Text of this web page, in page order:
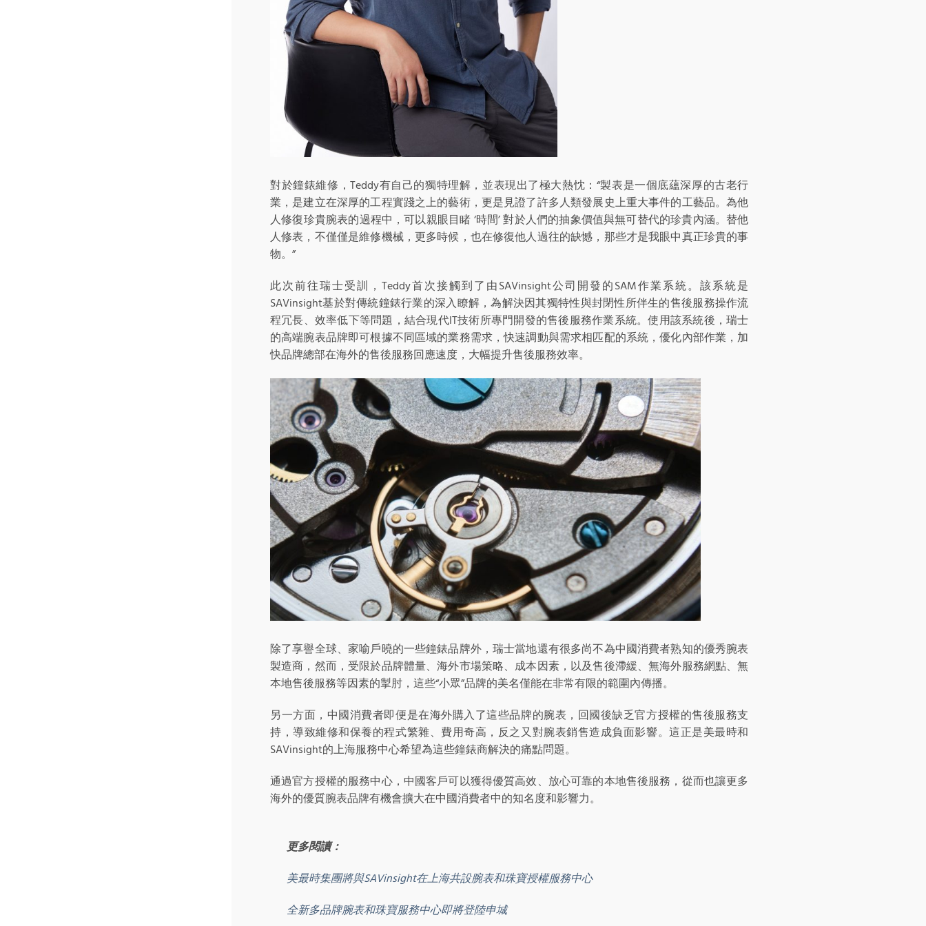
對於鐘錶維修，Teddy有自己的獨特理解，並表現出了極大熱忱：“製表是一個底蘊深厚的古老行
業，是建立在深厚的工程實踐之上的藝術，更是見證了許多人類發展史上重大事件的工藝品。為他
人修復珍貴腕表的過程中，可以親眼目睹 ‘時間’ 對於人們的抽象價值與無可替代的珍貴內涵。替他
人修表，不僅僅是維修機械，更多時候，也在修復他人過往的缺憾，那些才是我眼中真正珍貴的事
物。”
此次前往瑞士受訓，Teddy首次接觸到了由SAVinsight公司開發的SAM作業系統。該系統是
SAVinsight基於對傳統鐘錶行業的深入瞭解，為解決因其獨特性與封閉性所伴生的售後服務操作流
程冗長、效率低下等問題，結合現代IT技術所專門開發的售後服務作業系統。使用該系統後，瑞士
的高端腕表品牌即可根據不同區域的業務需求，快速調動與需求相匹配的系統，優化內部作業，加
快品牌總部在海外的售後服務回應速度，大幅提升售後服務效率。
除了享譽全球、家喻戶曉的一些鐘錶品牌外，瑞士當地還有很多尚不為中國消費者熟知的優秀腕表
製造商，然而，受限於品牌體量、海外市場策略、成本因素，以及售後滯緩、無海外服務網點、無
本地售後服務等因素的掣肘，這些“小眾”品牌的美名僅能在非常有限的範圍內傳播。
另一方面，中國消費者即便是在海外購入了這些品牌的腕表，回國後缺乏官方授權的售後服務支
持，導致維修和保養的程式繁雜、費用奇高，反之又對腕表銷售造成負面影響。這正是美最時和
SAVinsight的上海服務中心希望為這些鐘錶商解決的痛點問題。
通過官方授權的服務中心，中國客戶可以獲得優質高效、放心可靠的本地售後服務，從而也讓更多
海外的優質腕表品牌有機會擴大在中國消費者中的知名度和影響力。
更多閱讀：
美最時集團將與SAVinsight在上海共設腕表和珠寶授權服務中心
全新多品牌腕表和珠寶服務中心即將登陸申城